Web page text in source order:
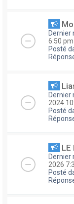
Dernier
6:50 pm
Posté
Dernier
2024
Posté
LE
Dernier
2026
Posté